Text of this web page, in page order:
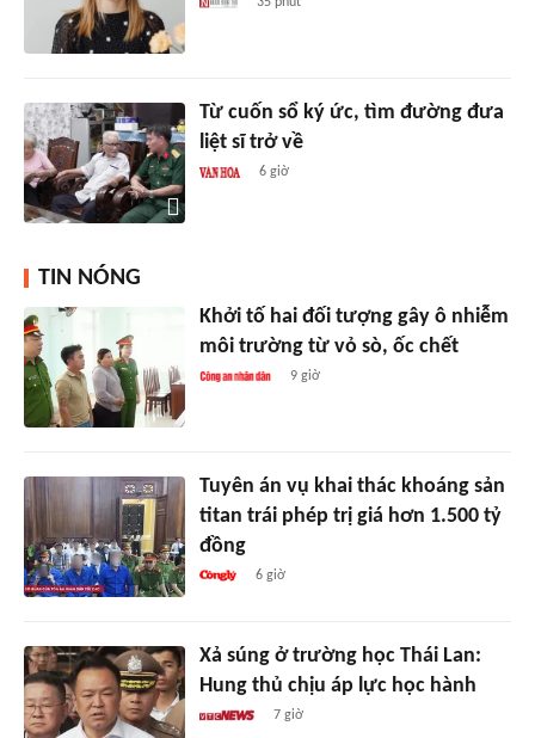
Từ cuốn sổ ký ức, tìm đường đưa
liệt sĩ trở về
6 giờ
TIN NÓNG
Khởi tố hai đối tượng gây ô nhiễm
môi trường từ vỏ sò, ốc chết
9 giờ
Tuyên án vụ khai thác khoáng sản
titan trái phép trị giá hơn 1.500 tỷ
đồng
6 giờ
Xả súng ở trường học Thái Lan:
Hung thủ chịu áp lực học hành
7 giờ